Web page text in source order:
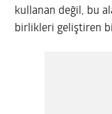
kullanan değil, bu
birlikleri geliştiren